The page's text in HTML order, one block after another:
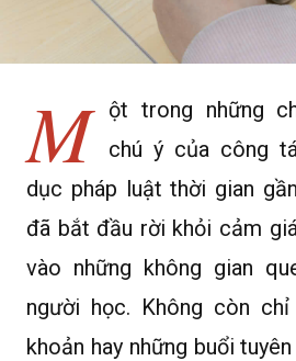
M
ột trong những
chú ý của công
dục pháp luật thời gian
đã bắt đầu rời khỏi cảm
vào những không gian
người học. Không còn
khoản hay những buổi